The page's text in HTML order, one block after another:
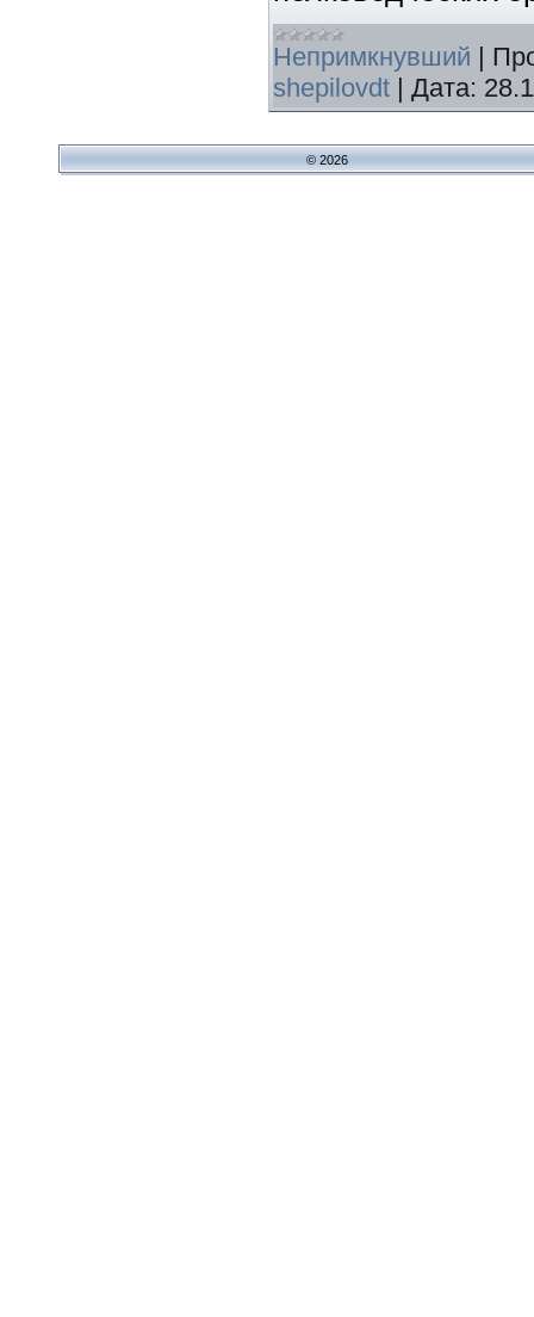
Непримкнувший |
shepilovdt | Дата:
© 2026